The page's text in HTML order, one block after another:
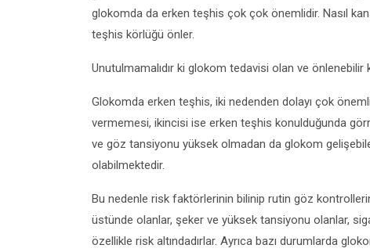
glokomda da erken teşhis çok çok önemlidir. Nasıl
teşhis körlüğü önler.
Unutulmamalıdır ki glokom tedavisi olan ve önlenebilir
Glokomda erken teşhis, iki nedenden dolayı çok
vermemesi, ikincisi ise erken teşhis konulduğunda
ve göz tansiyonu yüksek olmadan da glokom
olabilmektedir.
Bu nedenle risk faktörlerinin bilinip rutin göz
üstünde olanlar, şeker ve yüksek tansiyonu olanlar,
özellikle risk altındadırlar. Ayrıca bazı durumlarda